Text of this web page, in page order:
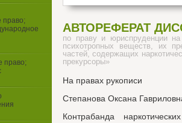
АВТОРЕФЕРАТ
по праву и юриспруденции на
психотропных веществ, их
частей, содержащих
прекурсоры»
На правах рукописи
Степанова Оксана
Контрабанда
право;
право;